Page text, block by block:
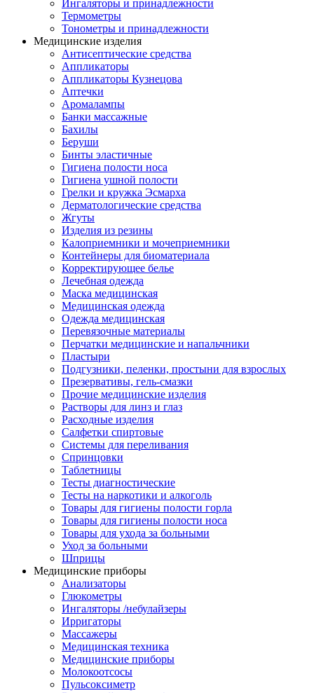
Ингаляторы и принадлежности
Термометры
Тонометры и принадлежности
Медицинские изделия
Антисептические средства
Аппликаторы
Аппликаторы Кузнецова
Аптечки
Аромалампы
Банки массажные
Бахилы
Беруши
Бинты эластичные
Гигиена полости носа
Гигиена ушной полости
Грелки и кружка Эсмарха
Дерматологические средства
Жгуты
Изделия из резины
Калоприемники и мочеприемники
Контейнеры для биоматериала
Корректирующее белье
Лечебная одежда
Маска медицинская
Медицинская одежда
Одежда медицинская
Перевязочные материалы
Перчатки медицинские и напальчники
Пластыри
Подгузники, пеленки, простыни для взрослых
Презервативы, гель-смазки
Прочие медицинские изделия
Растворы для линз и глаз
Расходные изделия
Салфетки спиртовые
Системы для переливания
Спринцовки
Таблетницы
Тесты диагностические
Тесты на наркотики и алкоголь
Товары для гигиены полости горла
Товары для гигиены полости носа
Товары для ухода за больными
Уход за больными
Шприцы
Медицинские приборы
Анализаторы
Глюкометры
Ингаляторы /небулайзеры
Ирригаторы
Массажеры
Медицинская техника
Медицинские приборы
Молокоотсосы
Пульсоксиметр